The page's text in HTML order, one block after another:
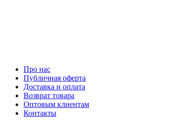
Про нас
Публичная оферта
Доставка и оплата
Возврат товара
Оптовым клиентам
Контакты